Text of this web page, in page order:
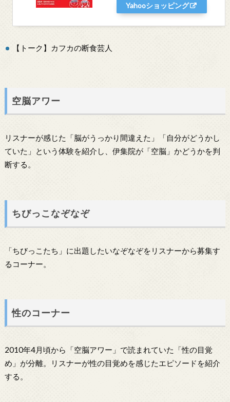
Yahooショッピング
【トーク】カフカの断食芸人
空脳アワー
リスナーが感じた「脳がうっかり間違えた」「自分がどうかし
ていた」という体験を紹介し、伊集院が「空脳」かどうかを判
断する。
ちびっこなぞなぞ
「ちびっこたち」に出題したいなぞなぞをリスナーから募集す
るコーナー。
性のコーナー
2010年4月頃から「空脳アワー」で読まれていた「性の目覚
め」が分離。リスナーが性の目覚めを感じたエピソードを紹介
する。